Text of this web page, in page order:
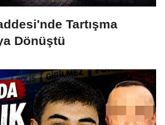
Tartışma
Dönüştü